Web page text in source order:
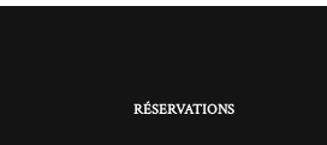
RÉSERVATIONS